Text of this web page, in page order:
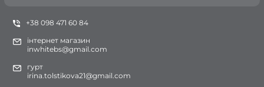
+38 098 471 60 84
інтернет магазин
inwhitebs@gmail.com
гурт
irina.tolstikova21@gmail.com